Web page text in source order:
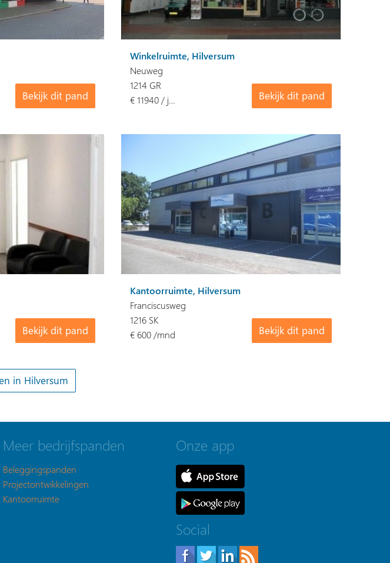
Bekijk dit pand
Winkelruimte, Hilversum
Neuweg
Bekijk dit pand
1214 GR
€ 11940 / j…
Bekijk dit pand
Kantoorruimte, Hilversum
Franciscusweg
Bekijk dit pand
1216 SK
€ 600 /mnd
Meer bedrijfspanden
Beleggingspanden
Projectontwikkelingen
Kantoorruimte
Onze app
Social